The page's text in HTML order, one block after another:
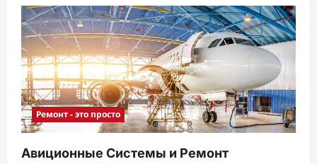
Щебень
и
Его
Применение
в
Современном
Строительстве
Ремонт - это просто
Авиционные Системы и Ремонт